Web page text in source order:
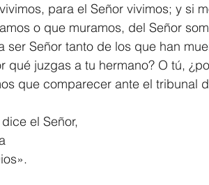
para el Señor vivimos; y si
o que muramos, del Señor
ser Señor tanto de los que han
qué juzgas a tu hermano? O tú,
que comparecer ante el tribunal
el Señor,